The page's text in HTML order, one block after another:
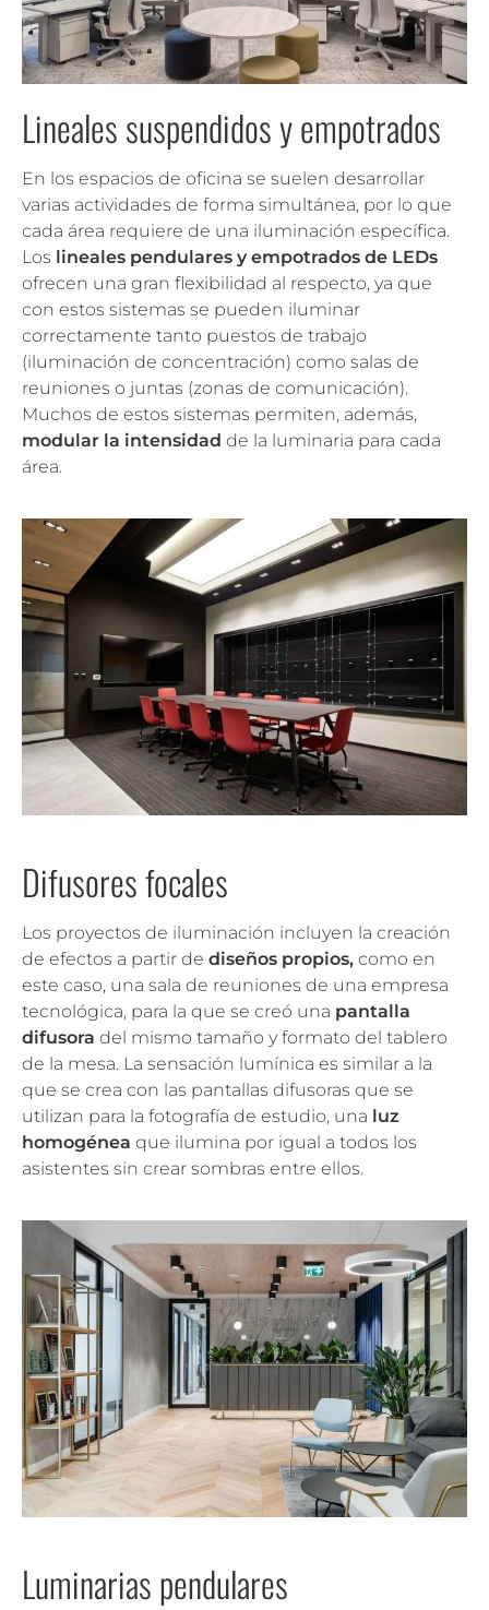
Lineales suspendidos y empotrados
En los espacios de oficina se suelen desarrollar
varias actividades de forma simultánea, por lo que
cada área requiere de una iluminación específica.
Los lineales pendulares y empotrados de LEDs
ofrecen una gran flexibilidad al respecto, ya que
con estos sistemas se pueden iluminar
correctamente tanto puestos de trabajo
(iluminación de concentración) como salas de
reuniones o juntas (zonas de comunicación).
Muchos de estos sistemas permiten, además,
modular la intensidad de la luminaria para cada
área.
Difusores focales
Los proyectos de iluminación incluyen la creación
de efectos a partir de diseños propios, como en
este caso, una sala de reuniones de una empresa
tecnológica, para la que se creó una pantalla
difusora del mismo tamaño y formato del tablero
de la mesa. La sensación lumínica es similar a la
que se crea con las pantallas difusoras que se
utilizan para la fotografía de estudio, una luz
homogénea que ilumina por igual a todos los
asistentes sin crear sombras entre ellos.
Luminarias pendulares